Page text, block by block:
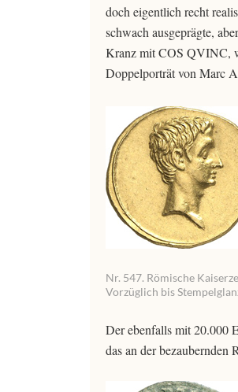
doch eigentlich recht
schwach ausgeprägte,
Kranz mit COS QVINC,
Doppelporträt von Marc
Nr. 547. Römische
Vorzüglich bis
Der ebenfalls mit 20.000
das an der